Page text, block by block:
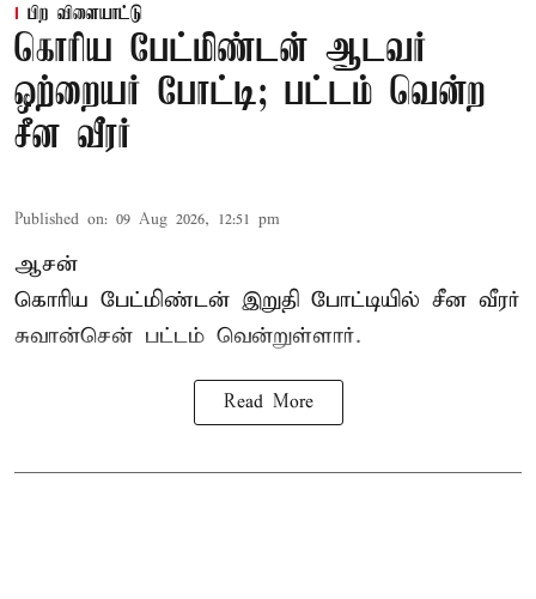
பிற விளையாட்டு
கொரிய பேட்மிண்டன் ஆடவர்
ஒற்றையர் போட்டி; பட்டம் வென்ற
சீன வீரர்
Published on: 09 Aug 2026, 12:51 pm
ஆசன்
கொரிய பேட்மிண்டன் இறுதி போட்டியில் சீன வீரர்
சுவான்சென் பட்டம் வென்றுள்ளார்.
Read More